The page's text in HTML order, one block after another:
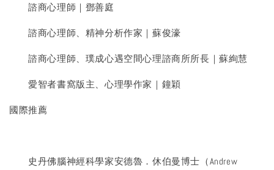
諮商心理師｜鄧善庭
諮商心理師、精神分析作家｜蘇俊濠
諮商心理師、璞成心遇空間心理諮商所所長｜蘇絢慧
愛智者書窩版主、心理學作家｜鐘穎
國際推薦
史丹佛腦神經科學家安德魯．休伯曼博士（Andrew